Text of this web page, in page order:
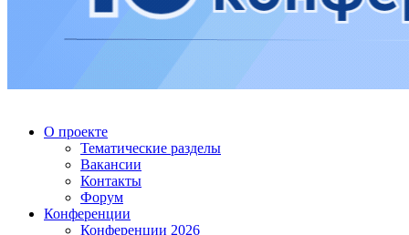
О проекте
Тематические разделы
Вакансии
Контакты
Форум
Конференции
Конференции 2026